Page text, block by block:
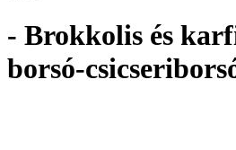
- Brokkolis és
borsó-